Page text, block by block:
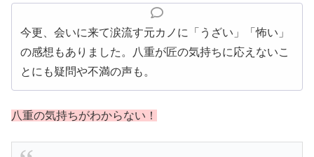
今更、会いに来て涙流す元カノに「うざい」「怖い」
の感想もありました。八重が匠の気持ちに応えないこ
とにも疑問や不満の声も。
八重の気持ちがわからない！